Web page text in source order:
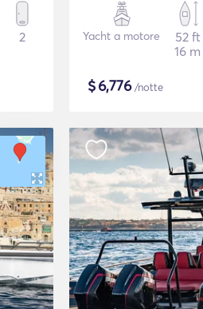
2 Yacht a motore
52 ft
16 m
$6,776/notte